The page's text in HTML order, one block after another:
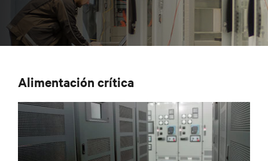
Alimentación crítica